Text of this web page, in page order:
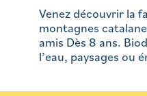
Venez découvrir la
montagnes
amis Dès 8 ans.
l’eau, paysages ou